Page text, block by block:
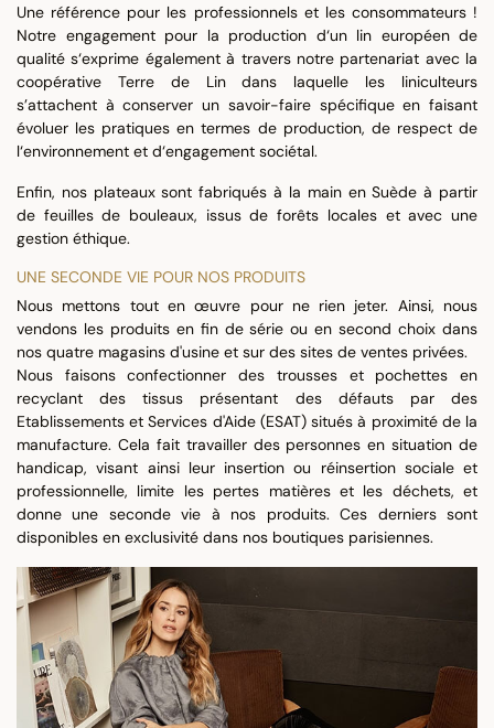
Une référence pour les professionnels et les consommateurs !
Notre engagement pour la production d‘un lin européen de
qualité s‘exprime également à travers notre partenariat avec la
coopérative Terre de Lin dans laquelle les liniculteurs
s’attachent à conserver un savoir-faire spécifique en faisant
évoluer les pratiques en termes de production, de respect de
l‘environnement et d‘engagement sociétal.
Enfin, nos plateaux sont fabriqués à la main en Suède à partir
de feuilles de bouleaux, issus de forêts locales et avec une
gestion éthique.
UNE SECONDE VIE POUR NOS PRODUITS
Nous mettons tout en œuvre pour ne rien jeter. Ainsi, nous
vendons les produits en fin de série ou en second choix dans
nos quatre magasins d'usine et sur des sites de ventes privées.
Nous faisons confectionner des trousses et pochettes en
recyclant des tissus présentant des défauts par des
Etablissements et Services d'Aide (ESAT) situés à proximité de la
manufacture. Cela fait travailler des personnes en situation de
handicap, visant ainsi leur insertion ou réinsertion sociale et
professionnelle, limite les pertes matières et les déchets, et
donne une seconde vie à nos produits. Ces derniers sont
disponibles en exclusivité dans nos boutiques parisiennes.